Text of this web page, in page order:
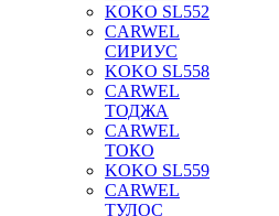
KOKO SL552
CARWEL
СИРИУС
KOKO SL558
CARWEL
ТОДЖА
CARWEL
ТОКО
KOKO SL559
CARWEL
ТУЛОС